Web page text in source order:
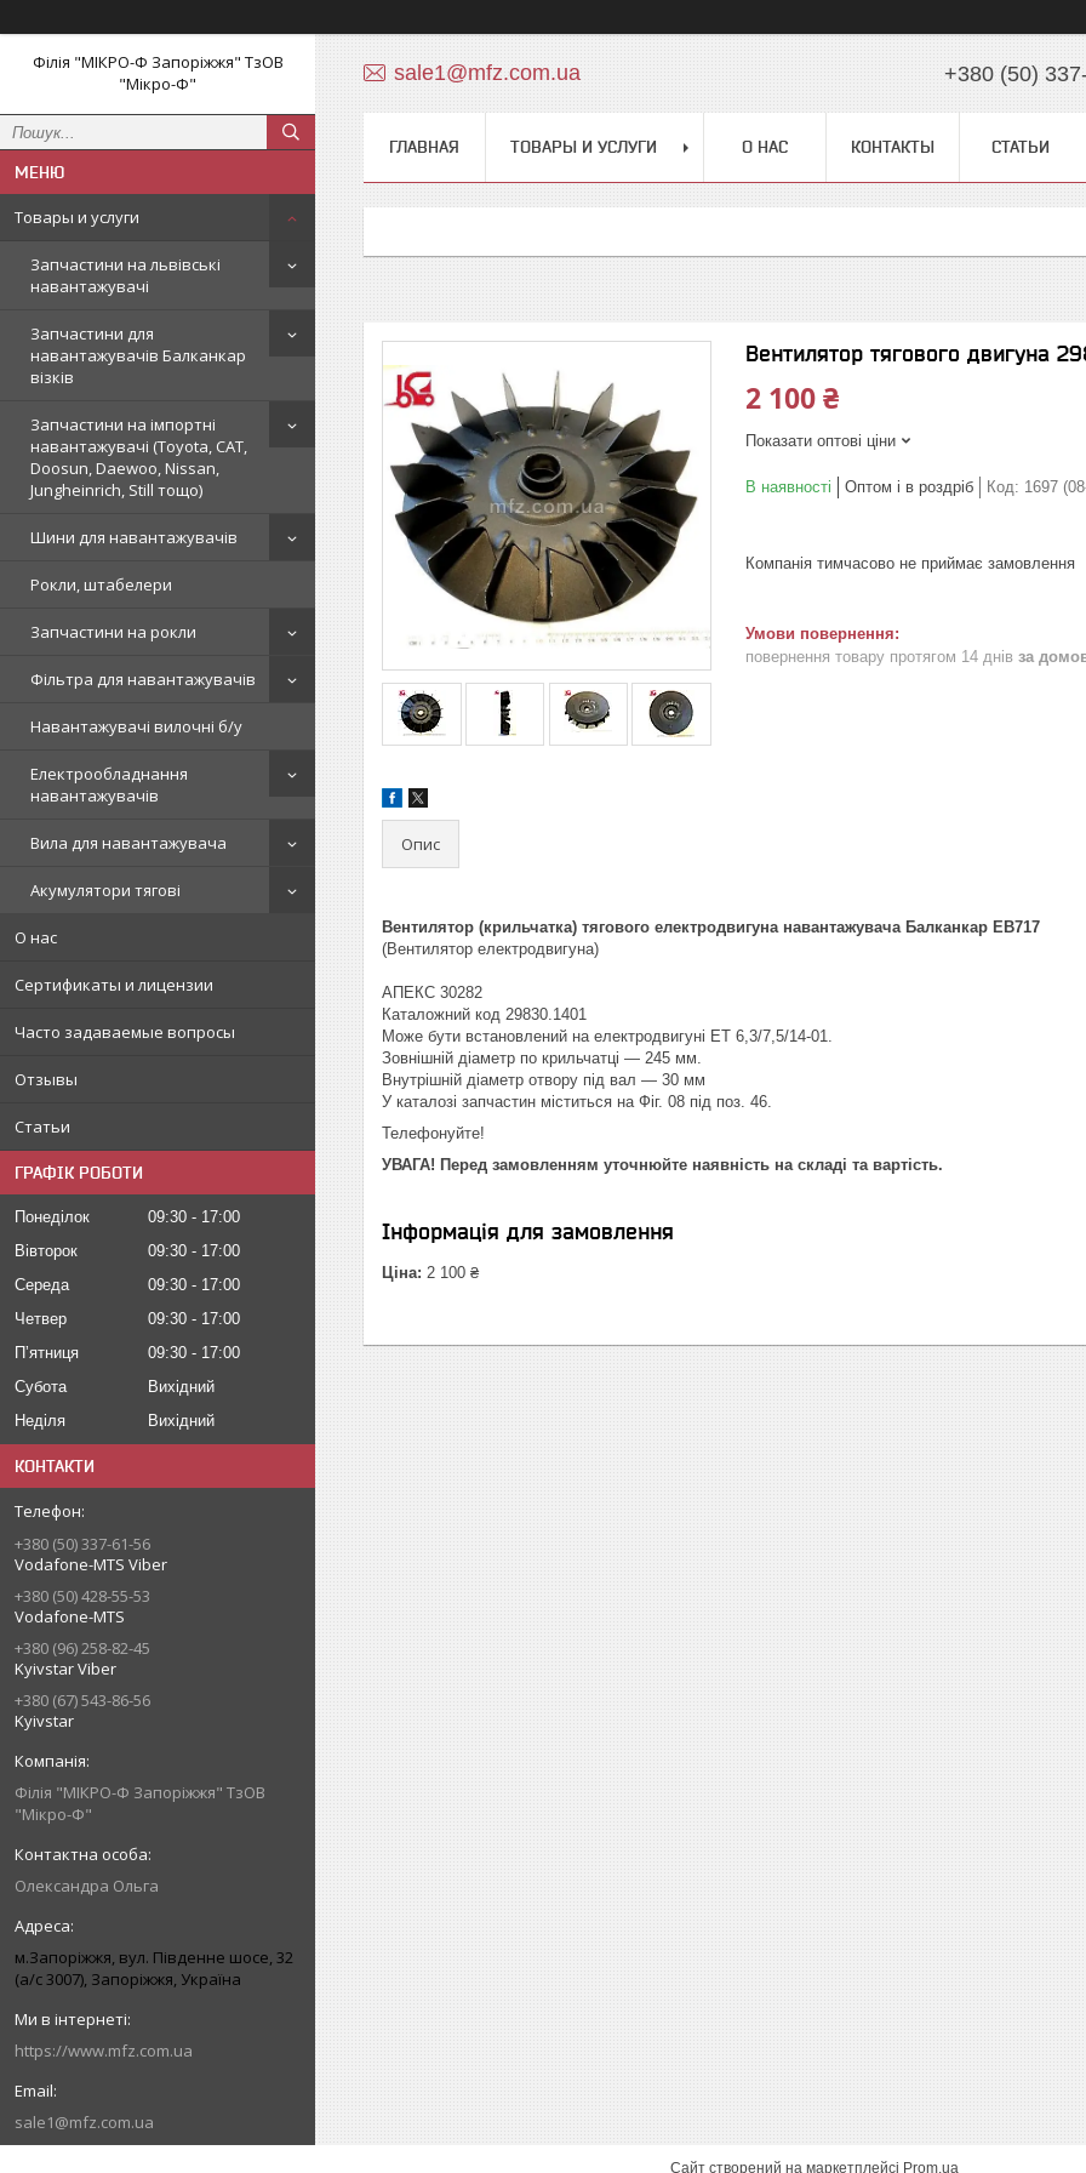
Філія "МІКРО-Ф Запоріжжя" ТзОВ
"Мікро-Ф"
Товары и услуги
Запчастини на львівські
навантажувачі
Запчастини для
навантажувачів Балканкар
візків
Запчастини на імпортні
навантажувачі (Toyota, CAT,
Doosun, Daewoo, Nissan,
Jungheinrich, Still тощо)
Шини для навантажувачів
Рокли, штабелери
Запчастини на рокли
Фільтра для навантажувачів
Навантажувачі вилочні б/у
Електрообладнання
навантажувачів
Вила для навантажувача
Акумулятори тягові
О нас
Сертификаты и лицензии
Часто задаваемые вопросы
Отзывы
Статьи
ГРАФІК РОБОТИ
Понеділок 09:30
17:00
Вівторок
09:30
17:00
Середа
09:30
17:00
Четвер
09:30
17:00
Пʼятниця
09:30
17:00
Субота
Вихідний
Неділя
Вихідний
КОНТАКТИ
+380 (50) 337-61-56
Vodafone-MTS Viber
+380 (50) 428-55-53
Vodafone-MTS
+380 (96) 258-82-45
Kyivstar Viber
+380 (67) 543-86-56
Kyivstar
Філія "МІКРО-Ф Запоріжжя" ТзОВ
"Мікро-Ф"
Олександра Ольга
м.Запоріжжя, вул. Південне шосе, 32
(а/с 3007), Запоріжжя, Україна
https://www.mfz.com.ua
sale1@mfz.com.ua
sale1@mfz.com.ua +380 (50)
ГЛАВНАЯ ТОВАРЫ И УСЛУГИ О НАС КОНТАКТЫ СТАТЬИ
Вентилятор тягового двигуна
2 100 ₴
Показати оптові ціни
В наявності Оптом і в роздріб Код: 1697
Компанія тимчасово не приймає замовлення
повернення товару протягом 14 днів за
Опис
Вентилятор (крильчатка) тягового електродвигуна навантажувача Балканкар ЕВ717
(Вентилятор електродвигуна)
АПЕКС 30282
Каталожний код 29830.1401
Може бути встановлений на електродвигуні ЕТ 6,3/7,5/14-01.
Зовнішній діаметр по крильчатці — 245 мм.
Внутрішній діаметр отвору під вал — 30 мм
У каталозі запчастин міститься на Фіг. 08 під поз. 46.
Телефонуйте!
УВАГА! Перед замовленням уточнюйте наявність на складі та вартість.
Інформація для замовлення
Ціна: 2 100 ₴
Сайт створений на маркетплейсі Prom.ua